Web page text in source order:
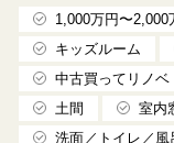
1,000万円〜2,000
キッズルーム
中古買ってリノベ
土間
室内
洗面／トイレ／風